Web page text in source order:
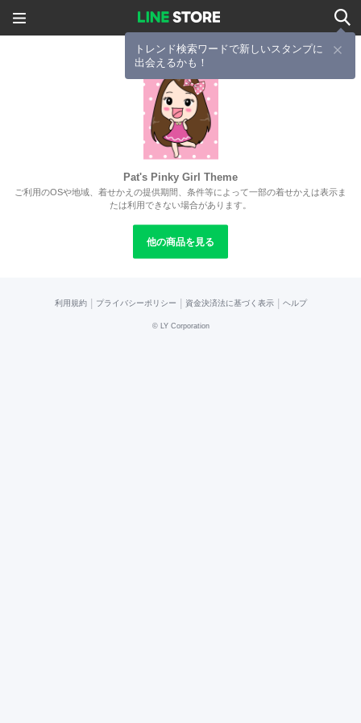
トレンド検索ワードで新しいスタンプに
出会えるかも！
Pat's Pinky Girl Theme
ご利用のOSや地域、着せかえの提供期間、条件等によって一部の着せかえは表示ま
たは利用できない場合があります。
他の商品を見る
利用規約 プライバシーポリシー 資金決済法に基づく表示 ヘルプ
© LY Corporation